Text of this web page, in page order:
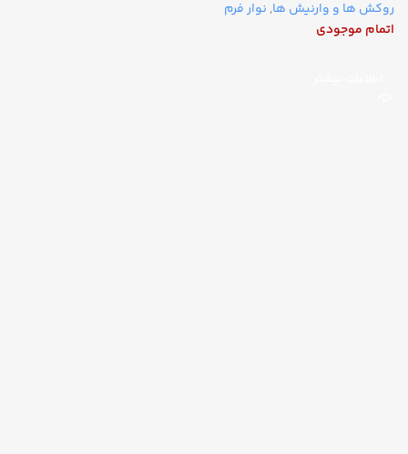
روکش ها و وارنیش ها, نوار فرم
اتمام موجودی